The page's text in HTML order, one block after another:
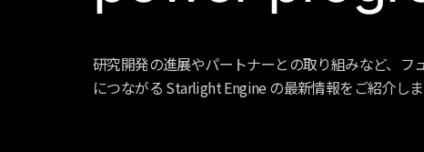
研究開発の進展やパートナーとの取り組みなど、フ
につながる Starlight Engine の最新情報をご紹介しま